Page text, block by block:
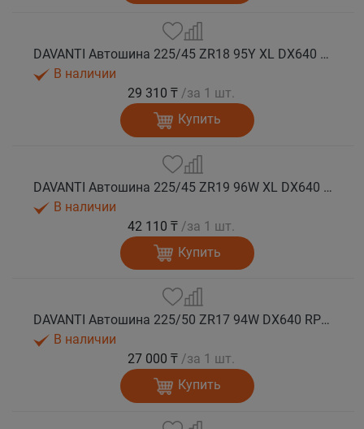
DAVANTI Автошина 225/45 ZR18 95Y XL DX640 RPR лето (Таиланд)
В наличии
29 310 ₸ /за 1 шт.
Купить
DAVANTI Автошина 225/45 ZR19 96W XL DX640 RPR лето (Таиланд)
В наличии
42 110 ₸ /за 1 шт.
Купить
DAVANTI Автошина 225/50 ZR17 94W DX640 RPR лето
В наличии
27 000 ₸ /за 1 шт.
Купить